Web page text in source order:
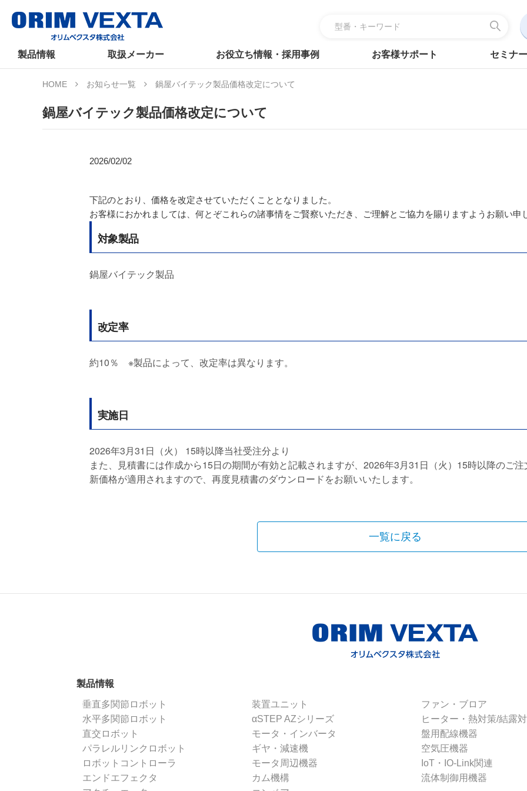
製品情報 取扱メーカー お役立ち情報・採用事例 お客様サポート セミナ
HOME お知らせ一覧 鍋屋バイテック製品価格改定について
鍋屋バイテック製品価格改定について
2026/02/02
下記のとおり、価格を改定させていただくこととなりました。
お客様におかれましては、何とぞこれらの諸事情をご賢察いただき、ご理解とご協力を賜りますようお願い申
対象製品
鍋屋バイテック製品
改定率
約10％ ※製品によって、改定率は異なります。
実施日
2026年3月31日（火） 15時以降当社受注分より
また、見積書には作成から15日の期間が有効と記載されますが、2026年3月31日（火）15時以降のご注
新価格が適用されますので、再度見積書のダウンロードをお願いいたします。
一覧に戻る
製品情報
垂直多関節ロボット
水平多関節ロボット
直交ロボット
パラレルリンクロボット
ロボットコントローラ
エンドエフェクタ
装置ユニット
αSTEP AZシリーズ
モータ・インバータ
ギヤ・減速機
モータ周辺機器
カム機構
ファン・ブロア
ヒーター・熱対策/結露
盤用配線機器
空気圧機器
IoT・IO-Link関連
流体制御用機器